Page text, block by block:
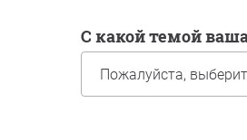
С какой темой